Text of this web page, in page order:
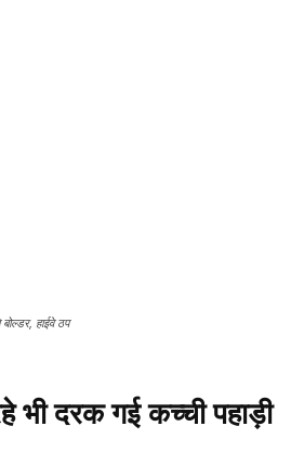
हाईवे ठप
भी दरक गई कच्ची पहाड़ी